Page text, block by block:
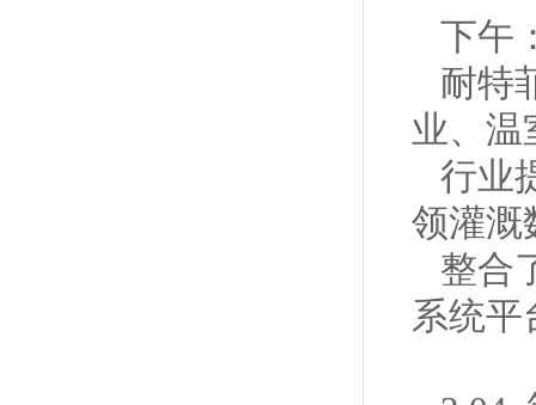
下午
耐特
业、温
行业
领灌溉
整合
系统平